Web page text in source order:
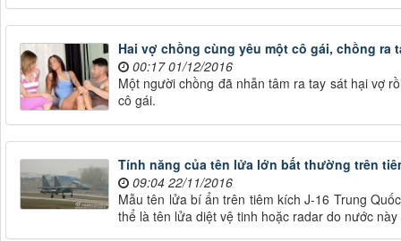
Hai vợ chồng cùng yêu một cô gái, chồng ra
00:17 01/12/2016
Một người chồng đã nhẫn tâm ra tay sát hại vợ
cô gái.
Tính năng của tên lửa lớn bất thường trên
09:04 22/11/2016
Mẫu tên lửa bí ẩn trên tiêm kích J-16 Trung
thể là tên lửa diệt vệ tinh hoặc radar do nước